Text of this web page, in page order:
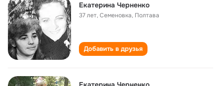
Екатерина Черненко
37 лет,Семеновка, Полтава
Добавить в друзья